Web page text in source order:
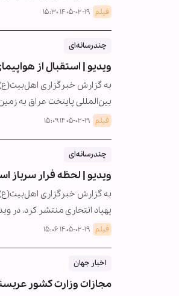
فیلم ۱۴۰۵-۰۲-۱۹ ۱۵:۳۰
چندرسانه‌ای
ویدیو | استقبال از
بین‌المللی پایتخت عراق به
فیلم ۱۴۰۵-۰۲-۱۹ ۱۵:۰۹
چندرسانه‌ای
ویدیو | لحظه فرار سرباز
به گزارش خبرگزاری اهل‌بیت(ع)
پهپاد انتحاری منتشر کرد. در
فیلم ۱۴۰۵-۰۲-۱۹ ۱۵:۰۶
اخبار جهان
مجازات وزارت کشور